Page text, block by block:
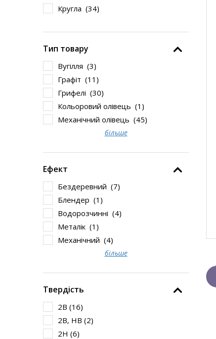
Кругла (34)
Тип товару
Вугілля (3)
Графіт (11 )
Грифелі (30)
Кольоровий олівець (1 )
Механічний олівець (45)
більше
Ефект
Бездеревний (7)
Блендер (1 )
Водорозчинні (4)
Металік (1 )
Механічний (4)
більше
Твердість
2B (16)
2B, HB (2)
2H (6)